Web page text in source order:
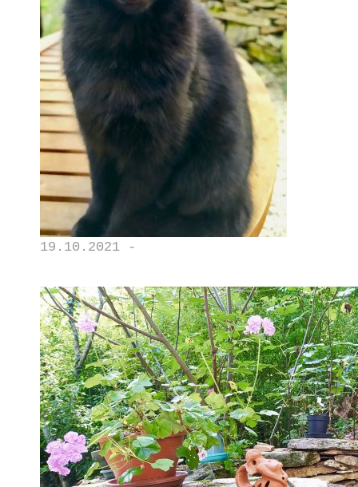
19.10.2021 -